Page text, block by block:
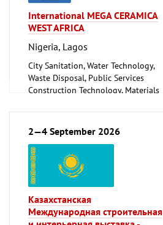
International MEGA CERAMICA
WEST AFRICA
Nigeria, Lagos
City Sanitation, Water Technology,
Waste Disposal, Public Services
Construction Technology, Materials
Floorings
Household Goods and Appliances,
Ceramics, Glassware
Mechanical engineering, machine
tools, tools
2—4 September 2026
Казахстанская
Международная строительная